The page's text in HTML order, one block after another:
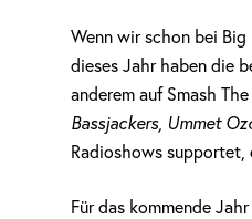
Wenn wir schon bei
dieses Jahr haben die
anderem auf Smash
Bassjackers, Ummet
Radioshows
Für das kommende